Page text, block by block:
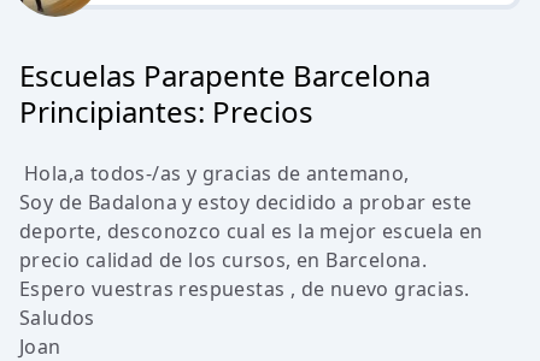
Escuelas Parapente Barcelona
Principiantes: Precios
Hola,a todos-/as y gracias de antemano,
Soy de Badalona y estoy decidido a probar este
deporte, desconozco cual es la mejor escuela en
precio calidad de los cursos, en Barcelona.
Espero vuestras respuestas , de nuevo gracias.
Saludos
Joan